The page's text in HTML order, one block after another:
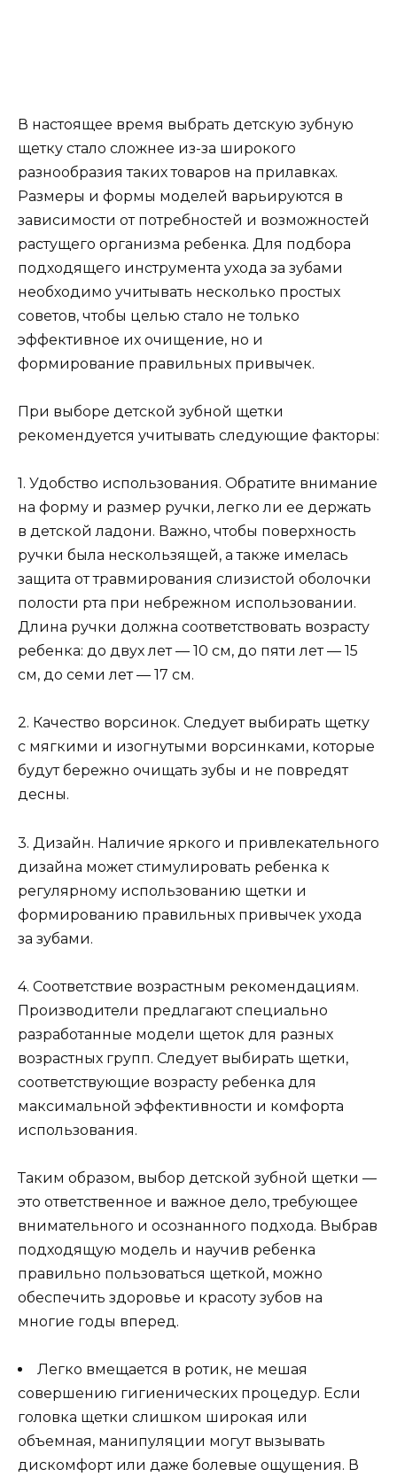
В настоящее время выбрать детскую зубную
щетку стало сложнее из-за широкого
разнообразия таких товаров на прилавках.
Размеры и формы моделей варьируются в
зависимости от потребностей и возможностей
растущего организма ребенка. Для подбора
подходящего инструмента ухода за зубами
необходимо учитывать несколько простых
советов, чтобы целью стало не только
эффективное их очищение, но и
формирование правильных привычек.
При выборе детской зубной щетки
рекомендуется учитывать следующие факторы:
1. Удобство использования. Обратите внимание
на форму и размер ручки, легко ли ее держать
в детской ладони. Важно, чтобы поверхность
ручки была нескользящей, а также имелась
защита от травмирования слизистой оболочки
полости рта при небрежном использовании.
Длина ручки должна соответствовать возрасту
ребенка: до двух лет — 10 см, до пяти лет — 15
см, до семи лет — 17 см.
2. Качество ворсинок. Следует выбирать щетку
с мягкими и изогнутыми ворсинками, которые
будут бережно очищать зубы и не повредят
десны.
3. Дизайн. Наличие яркого и привлекательного
дизайна может стимулировать ребенка к
регулярному использованию щетки и
формированию правильных привычек ухода
за зубами.
4. Соответствие возрастным рекомендациям.
Производители предлагают специально
разработанные модели щеток для разных
возрастных групп. Следует выбирать щетки,
соответствующие возрасту ребенка для
максимальной эффективности и комфорта
использования.
Таким образом, выбор детской зубной щетки —
это ответственное и важное дело, требующее
внимательного и осознанного подхода. Выбрав
подходящую модель и научив ребенка
правильно пользоваться щеткой, можно
обеспечить здоровье и красоту зубов на
многие годы вперед.
Легко вмещается в ротик, не мешая
совершению гигиенических процедур. Если
головка щетки слишком широкая или
объемная, манипуляции могут вызывать
дискомфорт или даже болевые ощущения. В